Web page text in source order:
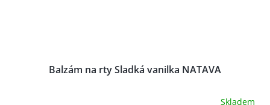
Balzám na rty Sladká vanilka NATAVA
Skladem